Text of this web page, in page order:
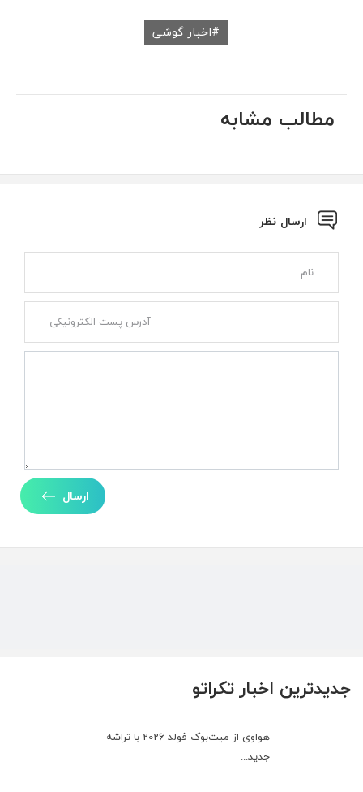
جدیدترین اخبار تکراتو
هواوی از میت‌بوک فولد 2026 با تراشه
جدید...
اخبار گوشی
مطالب مشابه
ارسال نظر
ارسال